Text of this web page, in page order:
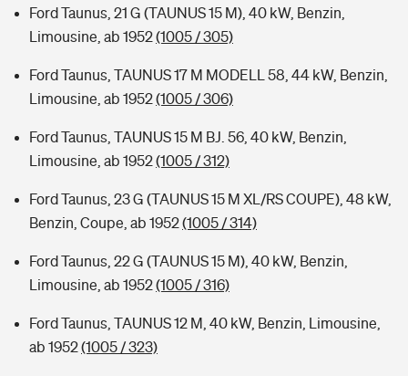
Ford Taunus, 21 G (TAUNUS 15 M), 40 kW, Benzin,
Limousine, ab 1952(1005 / 305)
Ford Taunus, TAUNUS 17 M MODELL 58, 44 kW, Benzin,
Limousine, ab 1952(1005 / 306)
Ford Taunus, TAUNUS 15 M BJ. 56, 40 kW, Benzin,
Limousine, ab 1952(1005 / 312)
Ford Taunus, 23 G (TAUNUS 15 M XL/RS COUPE), 48 kW,
Benzin, Coupe, ab 1952(1005 / 314)
Ford Taunus, 22 G (TAUNUS 15 M), 40 kW, Benzin,
Limousine, ab 1952(1005 / 316)
Ford Taunus, TAUNUS 12 M, 40 kW, Benzin, Limousine,
ab 1952(1005 / 323)